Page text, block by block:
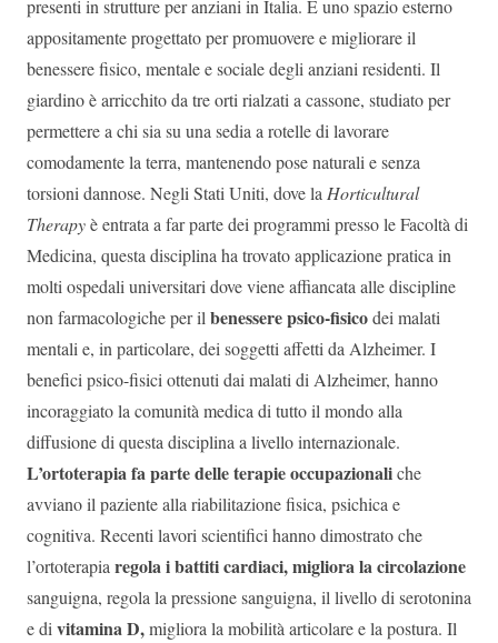
presenti in strutture per anziani in Italia. È uno spazio esterno
appositamente progettato per promuovere e migliorare il
benessere fisico, mentale e sociale degli anziani residenti. Il
giardino è arricchito da tre orti rialzati a cassone, studiato per
permettere a chi sia su una sedia a rotelle di lavorare
comodamente la terra, mantenendo pose naturali e senza
torsioni dannose. Negli Stati Uniti, dove laHorticultural
Therapyè entrata a far parte dei programmi presso le Facoltà di
Medicina, questa disciplina ha trovato applicazione pratica in
molti ospedali universitari dove viene affiancata alle discipline
non farmacologiche per ilbenessere psico-fisicodei malati
mentali e, in particolare, dei soggetti affetti da Alzheimer. I
benefici psico-fisici ottenuti dai malati di Alzheimer, hanno
incoraggiato la comunità medica di tutto il mondo alla
diffusione di questa disciplina a livello internazionale.
L’ortoterapia fa parte delle terapie occupazionaliche
avviano il paziente alla riabilitazione fisica, psichica e
cognitiva. Recenti lavori scientifici hanno dimostrato che
l’ortoterapiaregola i battiti cardiaci, migliora la circolazione
sanguigna, regola la pressione sanguigna, il livello di serotonina
e divitamina D,migliora la mobilità articolare e la postura. Il